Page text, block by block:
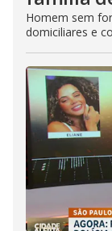
Homem sem
domiciliares e